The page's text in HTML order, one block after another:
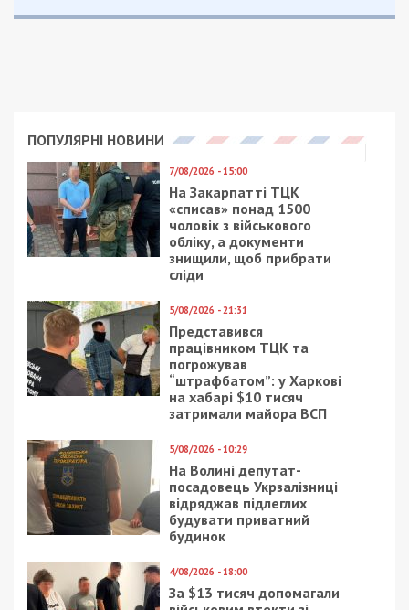
ПОПУЛЯРНІ НОВИНИ
7/08/2026 - 15:00
На Закарпатті ТЦК
«списав» понад 1500
чоловік з військового
обліку, а документи
знищили, щоб прибрати
сліди
5/08/2026 - 21:31
Представився
працівником ТЦК та
погрожував
“штрафбатом”: у Харкові
на хабарі $10 тисяч
затримали майора ВСП
5/08/2026 - 10:29
На Волині депутат-
посадовець Укрзалізниці
відряджав підлеглих
будувати приватний
будинок
4/08/2026 - 18:00
За $13 тисяч допомагали